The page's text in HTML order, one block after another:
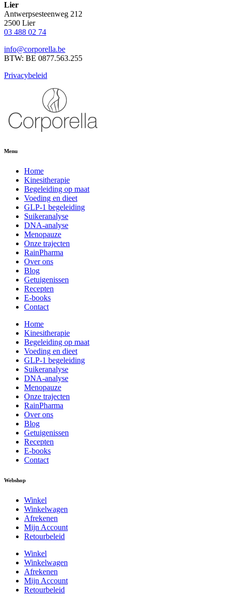
Lier
Antwerpsesteenweg 212
2500 Lier
03 488 02 74
info@corporella.be
BTW: BE 0877.563.255
Privacybeleid
Menu
Home
Kinesitherapie
Begeleiding op maat
Voeding en dieet
GLP-1 begeleiding
Suikeranalyse
DNA-analyse
Menopauze
Onze trajecten
RainPharma
Over ons
Blog
Getuigenissen
Recepten
E-books
Contact
Home
Kinesitherapie
Begeleiding op maat
Voeding en dieet
GLP-1 begeleiding
Suikeranalyse
DNA-analyse
Menopauze
Onze trajecten
RainPharma
Over ons
Blog
Getuigenissen
Recepten
E-books
Contact
Webshop
Winkel
Winkelwagen
Afrekenen
Mijn Account
Retourbeleid
Winkel
Winkelwagen
Afrekenen
Mijn Account
Retourbeleid